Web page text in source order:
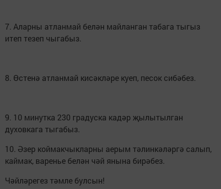
7. Аларны атланмай белән майланган табага тыгыз
итеп тезеп чыгабыз.
8. Өстенә атланмай кисәкләре куеп, песок сибәбез.
9. 10 минутка 230 градуска кадәр җылытылган
духовкага тыгабыз.
10. Әзер коймакчыкларны аерым тәлинкәләргә салып,
каймак, варенье белән чәй янына бирәбез.
Чәйләрегез тәмле булсын!